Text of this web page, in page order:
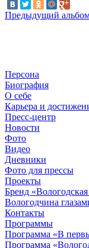
Предыдущий
Персона
Биография
О себе
Карьера и
Пресс-центр
Новости
Фото
Видео
Дневники
Фото для прессы
Проекты
Бренд
Вологодчина
Контакты
Программы
Программа «В
Программа